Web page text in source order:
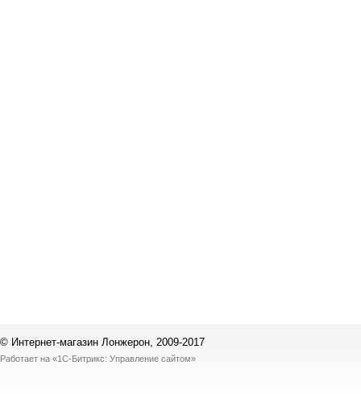
© Интернет-магазин Лонжерон, 2009-2017
Работает на «1С-Битрикс: Управление сайтом»